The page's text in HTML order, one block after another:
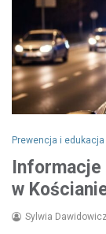
Prewencja i
w
Sylwia Dawidowicz